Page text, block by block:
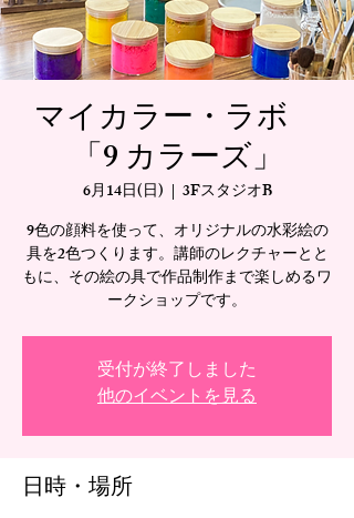
マイカラー・ラボ
「9 カラーズ」
6月14日(日)
  |
3FスタジオB
9色の顔料を使って、オリジナルの水彩絵の
具を2色つくります。講師のレクチャーとと
もに、その絵の具で作品制作まで楽しめるワ
ークショップです。
受付が終了しました
他のイベントを見る
日時・場所